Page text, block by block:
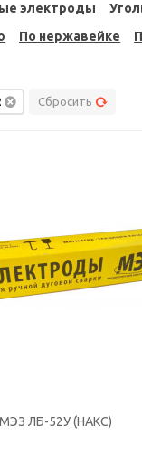
электроды
По нержавейке
Сбросить
ЛБ-52У (НАКС)